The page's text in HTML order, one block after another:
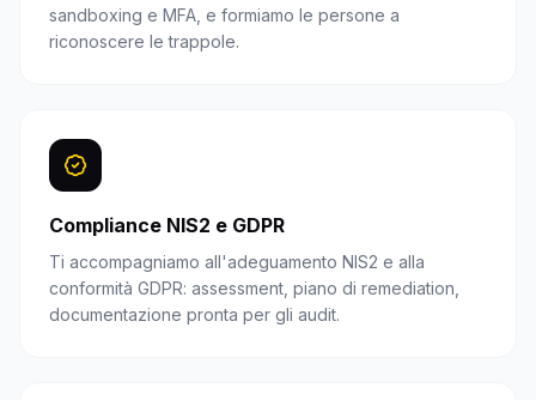
sandboxing e MFA, e formiamo le persone a
riconoscere le trappole.
Compliance NIS2 e GDPR
Ti accompagniamo all'adeguamento NIS2 e alla
conformità GDPR: assessment, piano di remediation,
documentazione pronta per gli audit.